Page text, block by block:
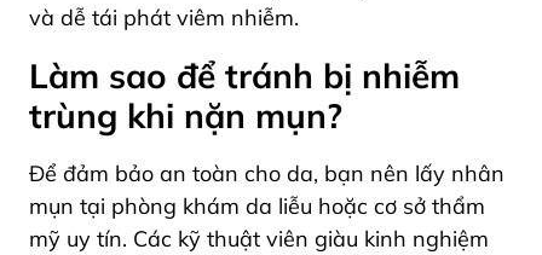
và dễ tái phát viêm nhiễm.
Làm sao để tránh bị nhiễm
trùng khi nặn mụn?
Để đảm bảo an toàn cho da, bạn nên lấy nhân
mụn tại phòng khám da liễu hoặc cơ sở thẩm
mỹ uy tín. Các kỹ thuật viên giàu kinh nghiệm